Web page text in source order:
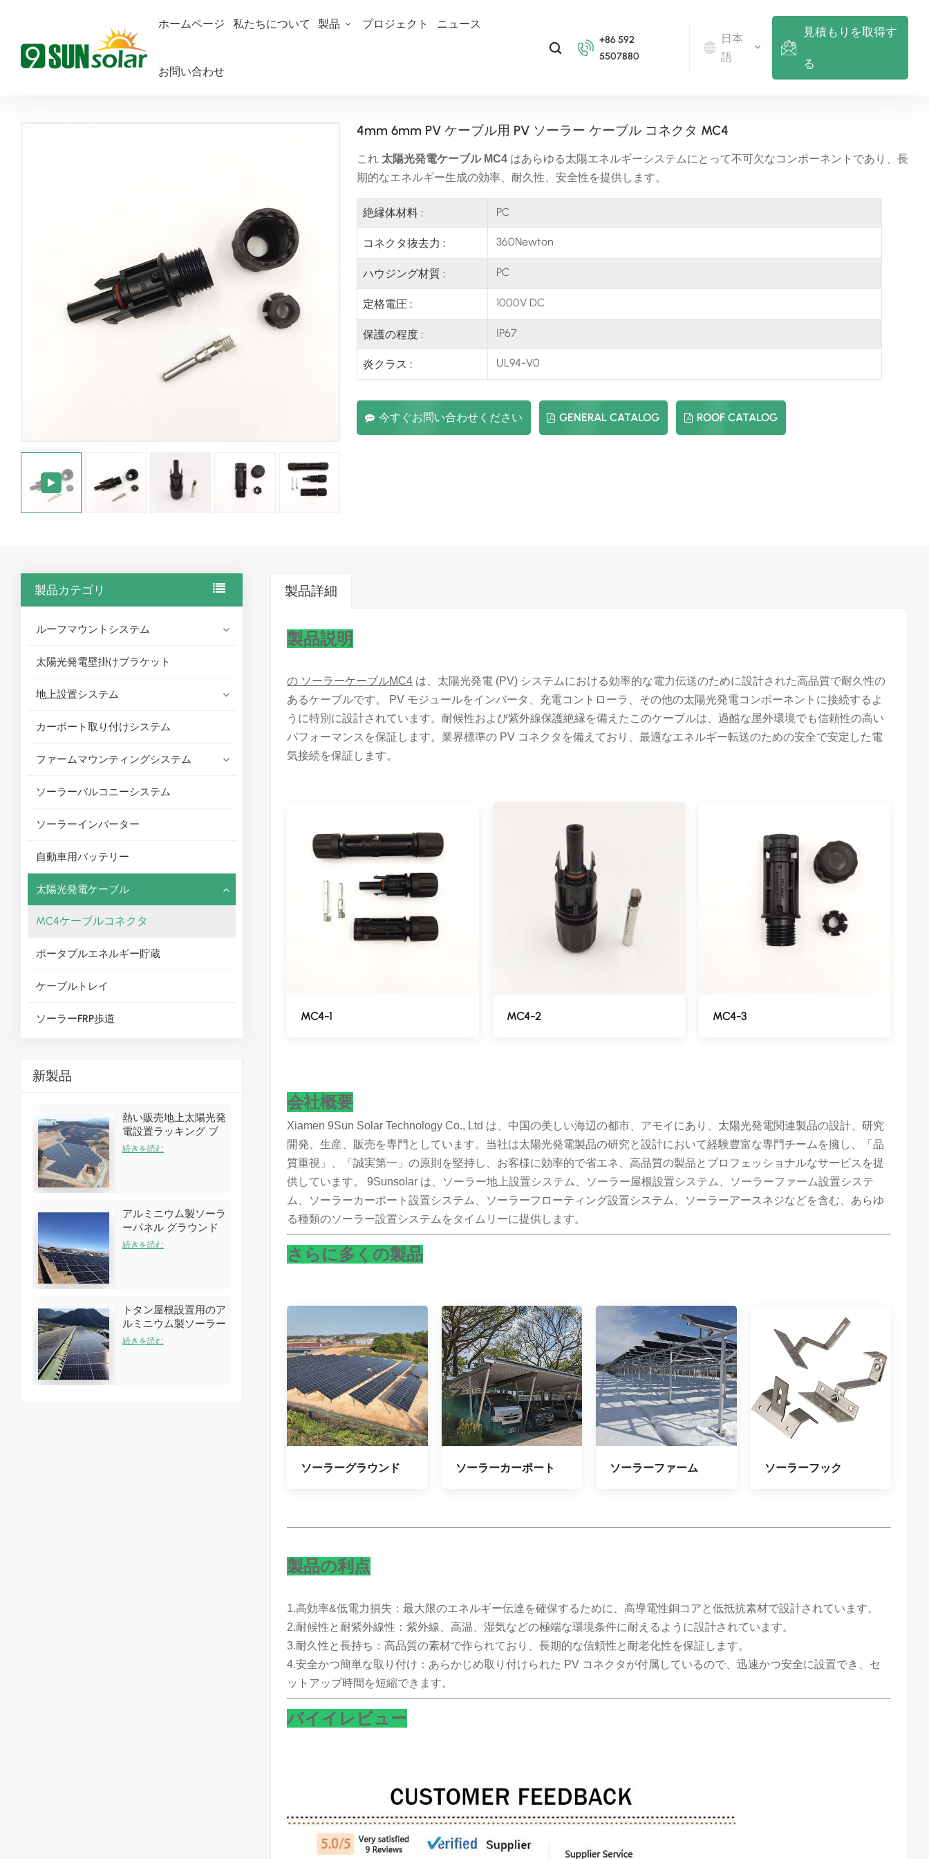
ホームページ 私たちについて 製品 プロジェクト ニュース
お問い合わせ
+86 592
5507880
日本
語
見積もりを取得す
る
太陽光発電ケーブル MC4ケーブルコネクタ
4mm 6mm PV ケーブル用 PV ソーラー ケーブル コネクタ MC4
これ 太陽光発電ケーブル MC4 はあらゆる太陽エネルギーシステムにとって不可欠なコンポーネントであり、長
期的なエネルギー生成の効率、耐久性、安全性を提供します。
絶縁体材料 : PC
コネクタ抜去力 : 360Newton
ハウジング材質 : PC
定格電圧 : 1000V DC
保護の程度 : IP67
炎クラス : UL94-V0
今すぐお問い合わせください GENERAL CATALOG ROOF CATALOG
製品カテゴリ
ルーフマウントシステム
太陽光発電壁掛けブラケット
地上設置システム
カーポート取り付けシステム
ファームマウンティングシステム
ソーラーバルコニーシステム
ソーラーインバーター
自動車用バッテリー
太陽光発電ケーブル
MC4ケーブルコネクタ
ポータブルエネルギー貯蔵
ケーブルトレイ
ソーラーFRP歩道
新製品
熱い販売地上太陽光発
電設置ラッキング ブ
ラケット キット
続きを読む
アルミニウム製ソーラ
ーパネル グラウンド
アレイラックシステム
続きを読む
トタン屋根設置用のア
ルミニウム製ソーラー
ルーフラック構造
続きを読む
製品詳細
製品説明
の ソーラーケーブルMC4 は、太陽光発電 (PV) システムにおける効率的な電力伝送のために設計された高品質で耐久性の
あるケーブルです。 PV モジュールをインバータ、充電コントローラ、その他の太陽光発電コンポーネントに接続するよ
うに特別に設計されています。耐候性および紫外線保護絶縁を備えたこのケーブルは、過酷な屋外環境でも信頼性の高い
パフォーマンスを保証します。業界標準の PV コネクタを備えており、最適なエネルギー転送のための安全で安定した電
気接続を保証します。
MC4-1 MC4-2 MC4-3
会社概要
Xiamen 9Sun Solar Technology Co., Ltd は、中国の美しい海辺の都市、アモイにあり、太陽光発電関連製品の設計、研究
開発、生産、販売を専門としています。当社は太陽光発電製品の研究と設計において経験豊富な専門チームを擁し、「品
質重視」、「誠実第一」の原則を堅持し、お客様に効率的で省エネ、高品質の製品とプロフェッショナルなサービスを提
供しています。 9Sunsolar は、ソーラー地上設置システム、ソーラー屋根設置システム、ソーラーファーム設置システ
ム、ソーラーカーポート設置システム、ソーラーフローティング設置システム、ソーラーアースネジなどを含む、あらゆ
る種類のソーラー設置システムをタイムリーに提供します。
さらに多くの製品
ソーラーグラウンド ソーラーカーポート ソーラーファーム ソーラーフック
製品の利点
1.高効率&低電力損失 ：最大限のエネルギー伝達を確保するために、高導電性銅コアと低抵抗素材で設計されています。
2.耐候性と耐紫外線性 ：紫外線、高温、湿気などの極端な環境条件に耐えるように設計されています。
3.耐久性と長持ち ：高品質の素材で作られており、長期的な信頼性と耐老化性を保証します。
4.安全かつ簡単な取り付け ： あらかじめ取り付けられた PV コネクタが付属しているので、迅速かつ安全に設置でき、セ
ットアップ時間を短縮できます。
バイイ レビュー